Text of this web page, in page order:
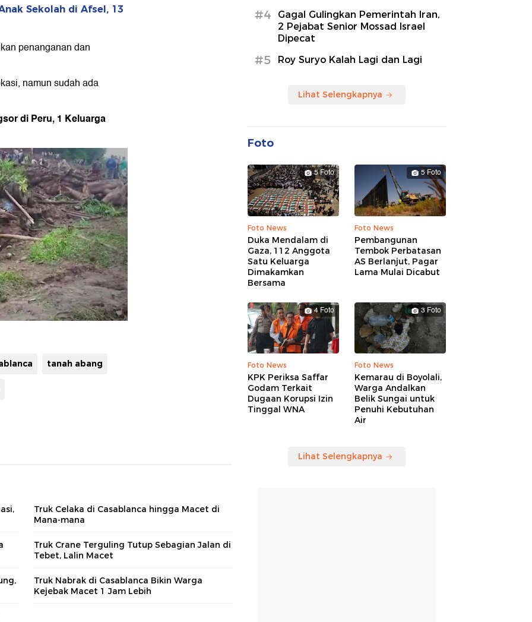
Sekolah di Afsel, 13
penanganan dan
namun sudah ada
di Peru, 1 Keluarga
tanah abang
Truk Celaka di Casablanca hingga Macet di
Mana-mana
Truk Crane Terguling Tutup Sebagian Jalan di
Tebet, Lalin Macet
Truk Nabrak di Casablanca Bikin Warga
Kejebak Macet 1 Jam Lebih
#4
Gagal Gulingkan Pemerintah Iran,
2 Pejabat Senior Mossad Israel
Dipecat
#5 Roy Suryo Kalah Lagi dan Lagi
Lihat Selengkapnya
Foto
5 Foto
Foto News
Duka Mendalam di
Gaza, 112 Anggota
Satu Keluarga
Dimakamkan
Bersama
5 Foto
Foto News
Pembangunan
Tembok Perbatasan
AS Berlanjut, Pagar
Lama Mulai Dicabut
4 Foto
Foto News
KPK Periksa Saffar
Godam Terkait
Dugaan Korupsi Izin
Tinggal WNA
3 Foto
Foto News
Kemarau di Boyolali,
Warga Andalkan
Belik Sungai untuk
Penuhi Kebutuhan
Air
Lihat Selengkapnya